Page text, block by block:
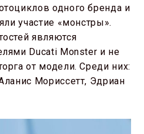
одного бренда и
участие «монстры».
являются
Ducati Monster и не
от модели. Среди них:
Мориссетт, Эдриан